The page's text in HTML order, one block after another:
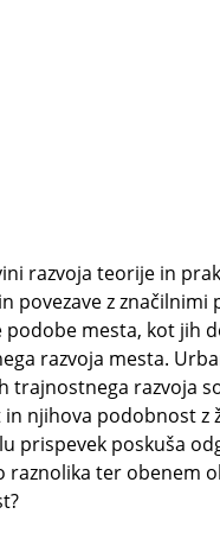
razvoja teorije in
z značilnimi
mesta, kot jih
razvoja mesta.
razvoja
njihova podobnost z
prispevek poskuša
ter obenem